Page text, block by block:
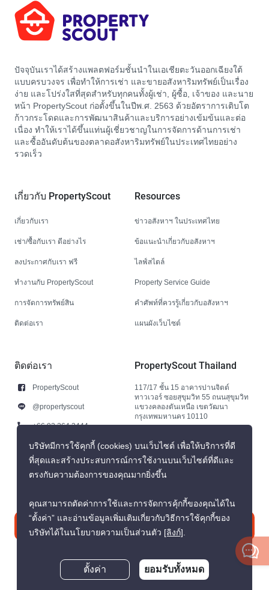
ปัจจุบันเราได้สร้างแพลตฟอร์มชั้นนำในเอเชียตะวันออกเฉียงใต้
แบบครบวงจร เพื่อทำให้การเช่า และขายอสังหาริมทรัพย์เป็นเรื่อง
ง่าย และโปร่งใสที่สุดสำหรับทุกคนทั้งผู้เช่า, ผู้ซื้อ, เจ้าของ และนาย
หน้า PropertyScout ก่อตั้งขึ้นในปีพ.ศ. 2563 ด้วยอัตราการเติบโต
ก้าวกระโดดและการพัฒนาสินค้าและบริการอย่างเข้มข้นและต่อ
เนื่อง ทำให้เราได้ขึ้นแท่นผู้เชี่ยวชาญในการจัดการด้านการเช่า
และซื้ออันดับต้นของตลาดอสังหาริมทรัพย์ในประเทศไทยอย่าง
รวดเร็ว
เกี่ยวกับ PropertyScout
เกี่ยวกับเรา
เช่า/ซื้อกับเรา ดีอย่างไร
ลงประกาศกับเรา ฟรี
ทำงานกับ PropertyScout
การจัดการทรัพย์สิน
ติดต่อเรา
Resources
ข่าวอสังหาฯ ในประเทศไทย
ข้อแนะนำเกี่ยวกับอสังหาฯ
ไลฟ์สไตล์
Property Service Guide
คำศัพท์ที่ควรรู้เกี่ยวกับอสังหาฯ
แผนผังเว็บไซต์
ติดต่อเรา
PropertyScout
@propertyscout
+66 92 264 3444
+66 92 264 3444
contact@propertyscout.co.th
PropertyScout Thailand
117/17 ชั้น 15 อาคารปานจิตต์
ทาวเวอร์ ซอยสุขุมวิท 55 ถนนสุขุมวิท
แขวงคลองตันเหนือ เขตวัฒนา
กรุงเทพมหานคร 10110
ติดต่อเรา
บริษัทมีการใช้คุกกี้ (cookies) บนเว็บไซต์ เพื่อให้บริการที่ดี
ที่สุดและสร้างประสบการณ์การใช้งานบนเว็บไซต์ที่ดีและ
ตรงกับความต้องการของคุณมากยิ่งขึ้น
คุณสามารถตัดค่าการใช้และการจัดการคุ้กกี้ของคุณได้ใน
“ตั้งค่า” และอ่านข้อมูลเพิ่มเติมเกี่ยวกับวิธีการใช้คุกกี้ของ
บริษัทได้ในนโยบายความเป็นส่วนตัว [ลิงก์].
ตั้งค่า ยอมรับทั้งหมด